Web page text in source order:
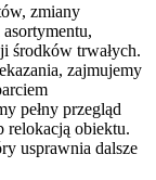
zmiany
środków trwałych.
zajmujemy
pełny przegląd
relokacją obiektu.
usprawnia dalsze